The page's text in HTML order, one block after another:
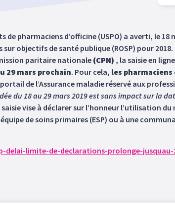
de pharmaciens d’officine (USPO) a averti, le
objectifs de santé publique (ROSP) pour 2018.
paritaire nationale(CPN) , la saisie en
29 mars prochain. Pour cela, les
de l’Assurance maladie réservé aux
du 18 au 29 mars 2019 est sans impact sur la
vise à déclarer sur l’honneur l’utilisation
de soins primaires (ESP) ou à une
limite-de-declarations-prolonge-jusquau-